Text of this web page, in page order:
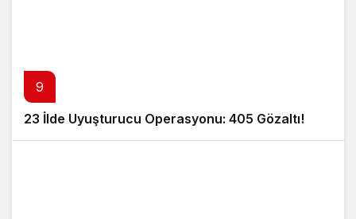
9
23 İlde Uyuşturucu Operasyonu: 405 Gözaltı!